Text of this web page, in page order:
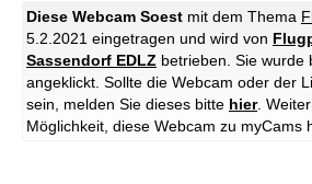
Diese Webcam Soest mit dem Thema
5.2.2021 eingetragen und wird von
Sassendorf EDLZ betrieben. Sie wurde
angeklickt. Sollte die Webcam oder der
sein, melden Sie dieses bitte hier.
Möglichkeit, diese Webcam zu myCams